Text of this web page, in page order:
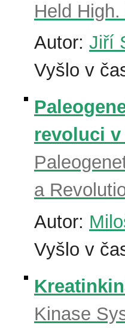
Held
Autor: Jiří
Vyšlo v
revoluci
a
Autor:
Vyšlo v
Kinase